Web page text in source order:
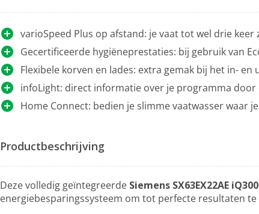
varioSpeed Plus op afstand: je vaat tot wel drie
Gecertificeerde hygiëneprestaties: bij gebruik van
Flexibele korven en lades: extra gemak bij het in- en
infoLight: direct informatie over je programma
Home Connect: bedien je slimme vaatwasser waar
Productbeschrijving
Deze volledig geïntegreerde Siemens SX63EX22AE
energiebesparingssysteem om tot perfecte resultaten